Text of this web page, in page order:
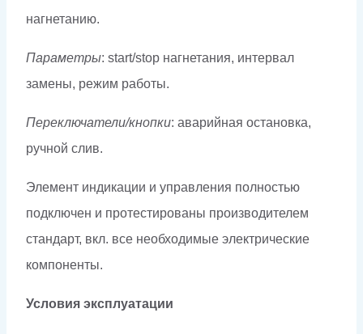
нагнетанию.
Параметры: start/stop нагнетания, интервал
замены, режим работы.
Переключатели/кнопки: аварийная остановка,
ручной слив.
Элемент индикации и управления полностью
подключен и протестированы производителем
стандарт, вкл. все необходимые электрические
компоненты.
Условия эксплуатации